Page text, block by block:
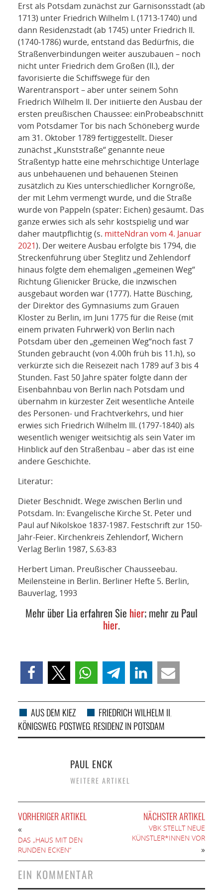
Erst als Potsdam zunächst zur Garnisonsstadt (ab
1713) unter Friedrich Wilhelm I. (1713-1740) und
dann Residenzstadt (ab 1745) unter Friedrich II.
(1740-1786) wurde, entstand das Bedürfnis, die
Straßenverbindungen weiter auszubauen – noch
nicht unter Friedrich dem Großen (II.), der
favorisierte die Schiffswege für den
Warentransport – aber unter seinem Sohn
Friedrich Wilhelm II. Der initiierte den Ausbau der
ersten preußischen Chaussee: einProbeabschnitt
vom Potsdamer Tor bis nach Schöneberg wurde
am 31. Oktober 1789 fertiggestellt. Dieser
zunächst „Kunststraße“ genannte neue
Straßentyp hatte eine mehrschichtige Unterlage
aus unbehauenen und behauenen Steinen
zusätzlich zu Kies unterschiedlicher Korngröße,
der mit Lehm vermengt wurde, und die Straße
wurde von Pappeln (später: Eichen) gesäumt. Das
ganze erwies sich als sehr kostspielig und war
daher mautpflichtig (s. mitteNdran vom 4. Januar
2021). Der weitere Ausbau erfolgte bis 1794, die
Streckenführung über Steglitz und Zehlendorf
hinaus folgte dem ehemaligen „gemeinen Weg“
Richtung Glienicker Brücke, die inzwischen
ausgebaut worden war (1777). Hatte Büsching,
der Direktor des Gymnasiums zum Grauen
Kloster zu Berlin, im Juni 1775 für die Reise (mit
einem privaten Fuhrwerk) von Berlin nach
Potsdam über den „gemeinen Weg“noch fast 7
Stunden gebraucht (von 4.00h früh bis 11.h), so
verkürzte sich die Reisezeit nach 1789 auf 3 bis 4
Stunden. Fast 50 Jahre später folgte dann der
Eisenbahnbau von Berlin nach Potsdam und
übernahm in kürzester Zeit wesentliche Anteile
des Personen- und Frachtverkehrs, und hier
erwies sich Friedrich Wilhelm III. (1797-1840) als
wesentlich weniger weitsichtig als sein Vater im
Hinblick auf den Straßenbau – aber das ist eine
andere Geschichte.
Literatur:
Dieter Beschnidt. Wege zwischen Berlin und
Potsdam. In: Evangelische Kirche St. Peter und
Paul auf Nikolskoe 1837-1987. Festschrift zur 150-
Jahr-Feier. Kirchenkreis Zehlendorf, Wichern
Verlag Berlin 1987, S.63-83
Herbert Liman. Preußischer Chausseebau.
Meilensteine in Berlin. Berliner Hefte 5. Berlin,
Bauverlag, 1993
Mehr über Lia erfahren Sie hier; mehr zu Paul
hier.
AUS DEM KIEZ FRIEDRICH WILHELM II,
KÖNIGSWEG, POSTWEG, RESIDENZ IN POTSDAM
PAUL ENCK
WEITERE ARTIKEL
VORHERIGER ARTIKEL
«
DAS „HAUS MIT DEN
RUNDEN ECKEN“
NÄCHSTER ARTIKEL
VBK STELLT NEUE
KÜNSTLER*INNEN VOR
»
EIN KOMMENTAR